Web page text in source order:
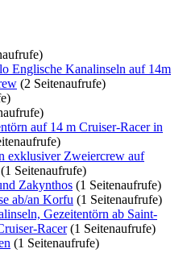
Englische Kanalinseln auf 14m
(2 Seitenaufrufe)
auf 14 m Cruiser-Racer in
exklusiver Zweiercrew auf
(1 Seitenaufrufe)
Zakynthos (1 Seitenaufrufe)
ab/an Korfu (1 Seitenaufrufe)
Gezeitentörn ab Saint-
Racer(1 Seitenaufrufe)
(1 Seitenaufrufe)